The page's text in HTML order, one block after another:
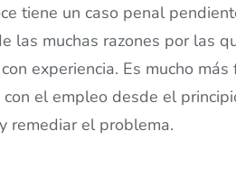
tiene un caso penal
las muchas razones por las
experiencia. Es mucho
con el empleo desde el
remediar el problema.